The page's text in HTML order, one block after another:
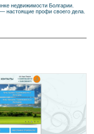
недвижимости Болгарии.
настоящие профи своего дела.